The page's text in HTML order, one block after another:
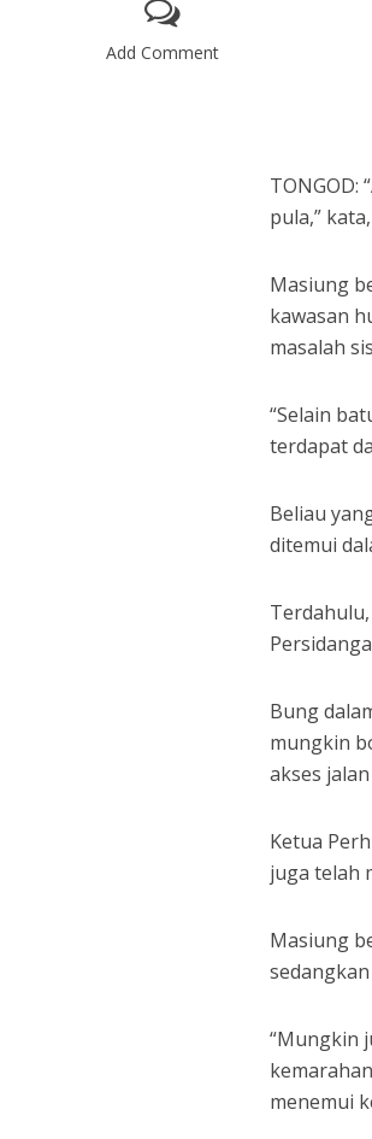
Add Comment
TONGOD:
pula,”
Masiung
kawasan
masalah
“Selain
terdapat
Beliau
ditemui
Bung
mungkin
akses
Ketua
juga telah
Masiung
“Mungkin
menemui